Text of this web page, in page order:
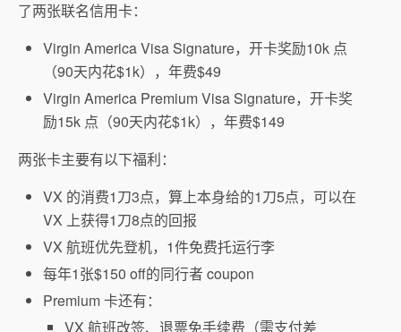
了两张联名信用卡：
Virgin America Visa Signature，开卡奖励10k 点
（90天内花$1k），年费$49
Virgin America Premium Visa Signature，开卡奖
励15k 点（90天内花$1k），年费$149
两张卡主要有以下福利：
VX 的消费1刀3点，算上本身给的1刀5点，可以在
VX 上获得1刀8点的回报
VX 航班优先登机，1件免费托运行李
每年1张$150 off的同行者 coupon
Premium 卡还有：
VX 航班改签、退票免手续费（需支付差